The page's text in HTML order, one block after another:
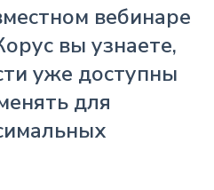
вебинаре
вы узнаете,
уже доступны
для